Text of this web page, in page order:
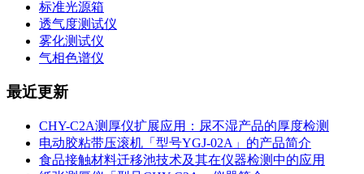
标准光源箱
透气度测试仪
雾化测试仪
气相色谱仪
最近更新
CHY-C2A测厚仪扩展应用：尿不湿产品的厚度检测
电动胶粘带压滚机「型号YGJ-02A」的产品简介
食品接触材料迁移池技术及其在仪器检测中的应用